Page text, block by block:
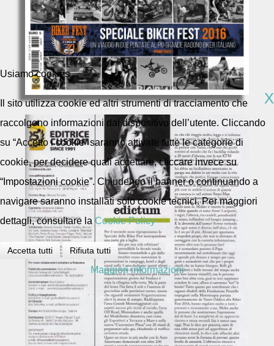
Usiamo cookies
X
Il sito utilizza cookie ed altri strumenti di tracciamento che
raccolgono informazioni dal dispositivo dell’utente. Cliccando
su “Accetto i cookie” saranno attivate tutte le categorie di
cookie, per decidere quali accettare, cliccare invece su
“Impostazioni cookie”. Chiudendo il banner o continuando a
navigare saranno installati solo cookie tecnici. Per maggiori
dettagli, consultare la Cookie Policy
Accetta tutti Rifiuta tutti
Maggiori informazioni